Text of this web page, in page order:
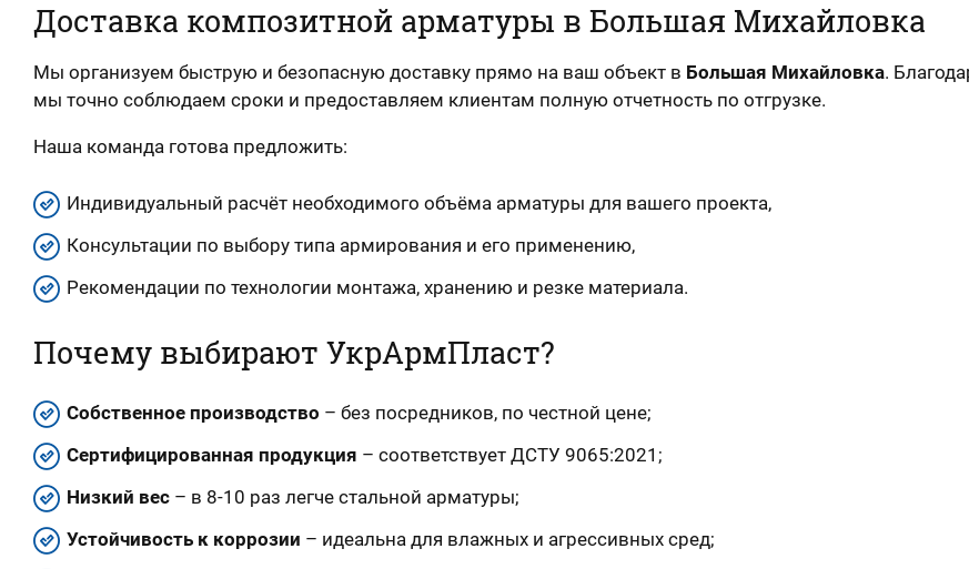
Доставка композитной арматуры в Большая Михайловка
Мы организуем быструю и безопасную доставку прямо на ваш объект в Большая Михайловка.
мы точно соблюдаем сроки и предоставляем клиентам полную отчетность по отгрузке.
Наша команда готова предложить:
Индивидуальный расчёт необходимого объёма арматуры для вашего проекта,
Консультации по выбору типа армирования и его применению,
Рекомендации по технологии монтажа, хранению и резке материала.
Почему выбирают УкрАрмПласт?
Собственное производство – без посредников, по честной цене;
Сертифицированная продукция – соответствует ДСТУ 9065:2021;
Низкий вес – в 8-10 раз легче стальной арматуры;
Устойчивость к коррозии – идеальна для влажных и агрессивных сред;